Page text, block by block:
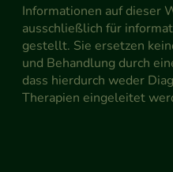
Informationen auf dieser
ausschließlich für
gestellt. Sie ersetzen
und Behandlung durch
dass hierdurch weder
Therapien eingeleitet